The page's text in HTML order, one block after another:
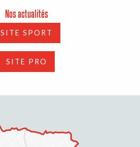
Nos actualités
SITE SPORT
SITE PRO